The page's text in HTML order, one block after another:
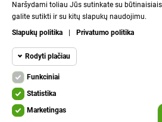
informaciją rasite parduotuvės taisyklėse.
Aš sutinku su Privatumo politika ir
INFORMACIJA
NAUDINGA
KITA
Naršydami toliau Jūs sutinkate su
galite sutikti ir su kitų slapukų naudojimu.
Slapukų politika
Privatumo politika
Rodyti plačiau
Funkciniai
Statistikos
Funkciniai
Statistika
Marketingas